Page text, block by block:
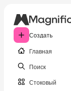
Создать
Главная
Поиск
Стоковый